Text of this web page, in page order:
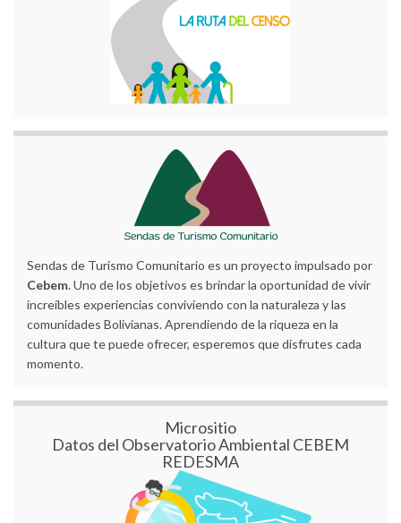
Sendas de Turismo Comunitario es un proyecto impulsado por
Cebem. Uno de los objetivos es brindar la oportunidad de vivir
increíbles experiencias conviviendo con la naturaleza y las
comunidades Bolivianas. Aprendiendo de la riqueza en la
cultura que te puede ofrecer, esperemos que disfrutes cada
momento.
Micrositio
Datos del Observatorio Ambiental CEBEM
REDESMA